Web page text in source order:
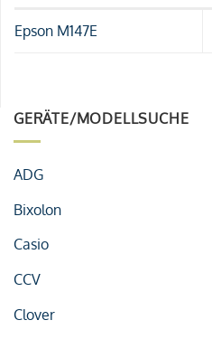
GERÄTE/MODELLSUCHE
ADG
Bixolon
Casio
CCV
Clover
Epson M147E